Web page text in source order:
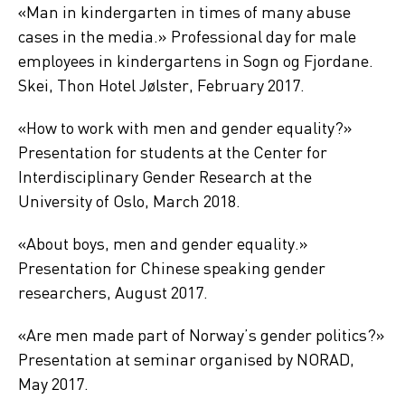
«Man in kindergarten in times of many abuse
cases in the media.» Professional day for male
employees in kindergartens in Sogn og Fjordane.
Skei, Thon Hotel Jølster, February 2017.
«How to work with men and gender equality?»
Presentation for students at the Center for
Interdisciplinary Gender Research at the
University of Oslo, March 2018.
«About boys, men and gender equality.»
Presentation for Chinese speaking gender
researchers, August 2017.
«Are men made part of Norway’s gender politics?»
Presentation at seminar organised by NORAD,
May 2017.